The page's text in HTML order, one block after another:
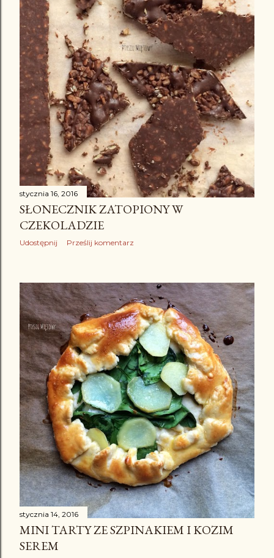
stycznia 16, 2016
SŁONECZNIK ZATOPIONY W
CZEKOLADZIE
Udostępnij Prześlij komentarz
stycznia 14, 2016
MINI TARTY ZE SZPINAKIEM I KOZIM
SEREM